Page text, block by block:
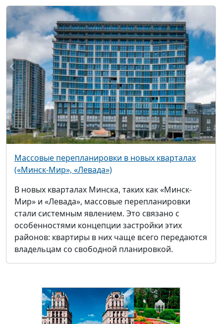
Массовые перепланировки в новых кварталах
(«Минск-Мир», «Левада»)
В новых кварталах Минска, таких как «Минск-
Мир» и «Левада», массовые перепланировки
стали системным явлением. Это связано с
особенностями концепции застройки этих
районов: квартиры в них чаще всего передаются
владельцам со свободной планировкой.